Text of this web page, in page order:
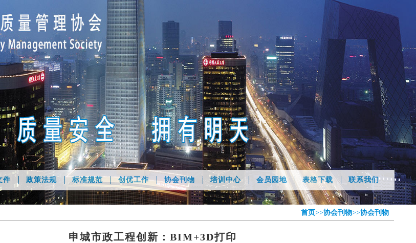
件 政策法规 标准规范 创优工作 协会刊物 培训中心 会员园地 表格下载 联系我们
首页>>协会刊物>>协会刊物
申城市政工程创新：BIM+3D打印